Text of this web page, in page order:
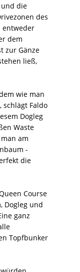
und die
des
entweder
dem
zur Gänze
ließ,
wie man
schlägt Faldo
Dogleg
Waste
am
-
die
Course
Dogleg und
ganz
Topfbunker